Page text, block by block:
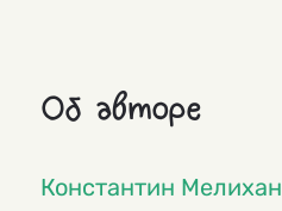
Об авторе
Константин Мелихан